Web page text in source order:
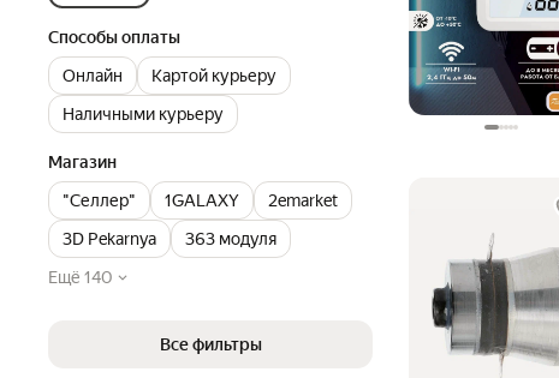
Способы оплаты
Онлайн
Картой курьеру
Наличными курьеру
Магазин
"Селлер"
1GALAXY
2emarket
3D Pekarnya
363 модуля
Ещё 140
Все фильтры